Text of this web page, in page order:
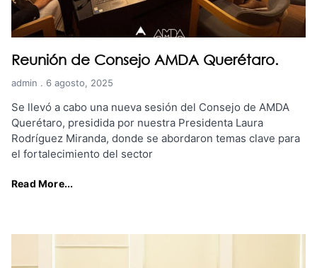
Reunión de Consejo AMDA Querétaro.
admin 6 agosto, 2025
Se llevó a cabo una nueva sesión del Consejo de AMDA
Querétaro, presidida por nuestra Presidenta Laura
Rodríguez Miranda, donde se abordaron temas clave para
el fortalecimiento del sector
Read More...